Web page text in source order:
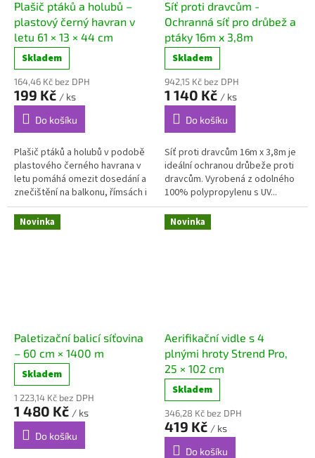
Plašič ptáků a holubů –
plastový černý havran v
letu 61 × 13 × 44 cm
Skladem
164,46 Kč bez DPH
199 Kč / ks
Do košíku
Plašič ptáků a holubů v podobě
plastového černého havrana v
letu pomáhá omezit dosedání a
znečištění na balkonu, římsách i
na...
Síť proti dravcům -
Ochranná síť pro drůbež a
ptáky 16m x 3,8m
Skladem
942,15 Kč bez DPH
1 140 Kč / ks
Do košíku
Síť proti dravcům 16m x 3,8m je
ideální ochranou drůbeže proti
dravcům. Vyrobená z odolného
100% polypropylenu s UV...
Novinka
Paletizační balicí síťovina
– 60 cm × 1400 m
Skladem
1 223,14 Kč bez DPH
1 480 Kč / ks
Do košíku
Novinka
Aerifikační vidle s 4
plnými hroty Strend Pro,
25 × 102 cm
Skladem
346,28 Kč bez DPH
419 Kč / ks
Do košíku